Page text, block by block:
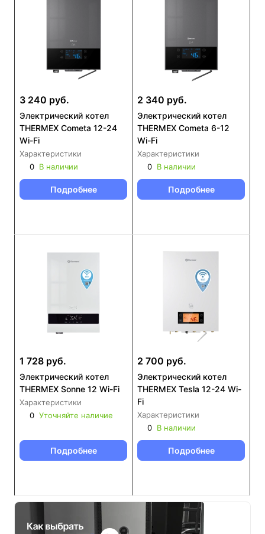
3 240 руб.
Электрический котел
THERMEX Cometa 12-24
Wi-Fi
Характеристики
0 В наличии
Подробнее
2 340 руб.
Электрический котел
THERMEX Cometa 6-12
Wi-Fi
Характеристики
0 В наличии
Подробнее
1 728 руб.
Электрический котел
THERMEX Sonne 12 Wi-Fi
Характеристики
0 Уточняйте наличие
Подробнее
2 700 руб.
Электрический котел
THERMEX Tesla 12-24 Wi-
Fi
Характеристики
0 В наличии
Подробнее